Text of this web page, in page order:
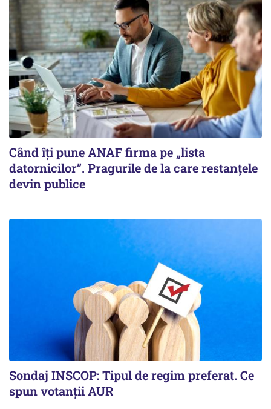
Când îți pune ANAF firma pe „lista
datornicilor”. Pragurile de la care restanțele
devin publice
Sondaj INSCOP: Tipul de regim preferat. Ce
spun votanții AUR